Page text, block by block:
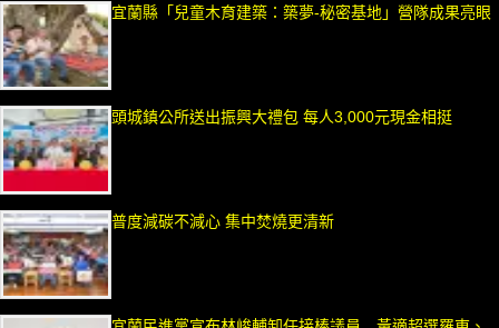
宜蘭縣「兒童木育建築：築夢-秘密基地」營隊成果亮眼
頭城鎮公所送出振興大禮包 每人3,000元現金相挺
普度減碳不減心 集中焚燒更清新